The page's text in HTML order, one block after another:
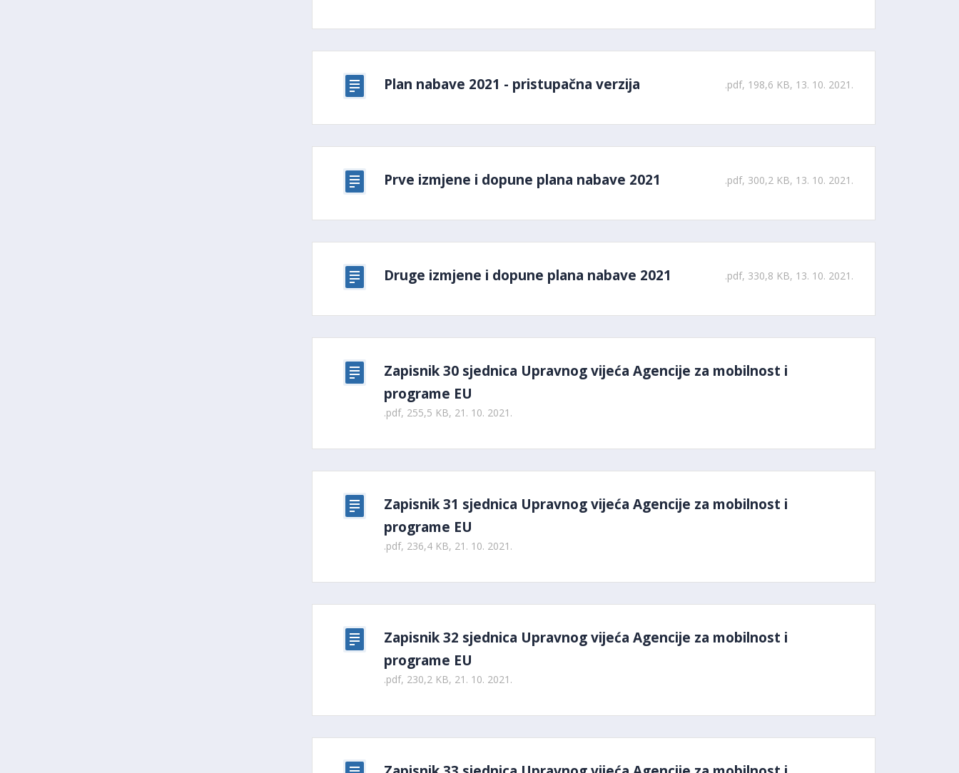
Plan nabave 2021 - pristupačna verzija .pdf, 198,6 KB, 13. 10. 2021.
Prve izmjene i dopune plana nabave 2021 .pdf, 300,2 KB, 13. 10. 2021.
Druge izmjene i dopune plana nabave 2021 .pdf, 330,8 KB, 13. 10. 2021.
Zapisnik 30 sjednica Upravnog vijeća Agencije za mobilnost i
programe EU
.pdf, 255,5 KB, 21. 10. 2021.
Zapisnik 31 sjednica Upravnog vijeća Agencije za mobilnost i
programe EU
.pdf, 236,4 KB, 21. 10. 2021.
Zapisnik 32 sjednica Upravnog vijeća Agencije za mobilnost i
programe EU
.pdf, 230,2 KB, 21. 10. 2021.